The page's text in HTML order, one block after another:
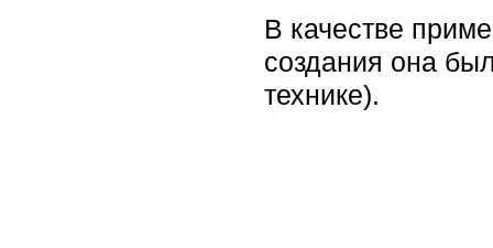
В качестве
создания она
технике).